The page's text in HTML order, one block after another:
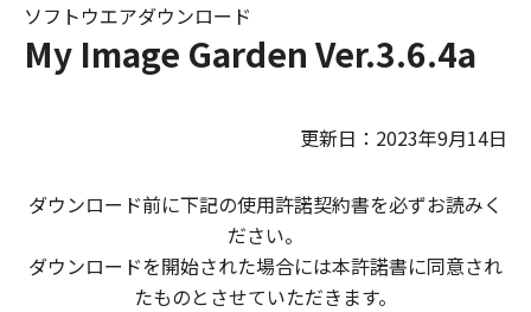
My Image Garden Ver.3.6.4a
ソフトウエアダウンロード
更新日：2023年9月14日
ダウンロード前に下記の使用許諾契約書を必ずお読みく
ださい。
ダウンロードを開始された場合には本許諾書に同意され
たものとさせていただきます。